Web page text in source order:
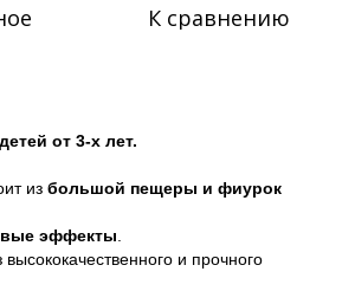
К сравнению
от 3-х лет.
из большой пещеры и фиурок
эффекты
и прочного